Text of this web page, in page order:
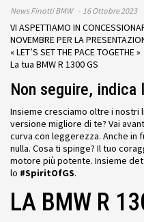
News Finotti BMW 16 Ottobre 2023
VI ASPETTIAMO IN
NOVEMBRE PER LA
« LET’S SET THE PACETOGETHE »
La tua BMW R 1300 GS
Non seguire, indica
Insieme cresciamo oltre i nostri
versione migliore di te? Vai
curva con leggerezza. Anche in
nulla. Cosa ti spinge? Il tuo
motore più potente. Insieme
lo #SpiritOfGS.
LA BMW R